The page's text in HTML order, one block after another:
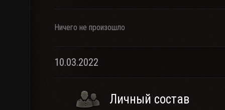
Ничего не произошло
10.03.2022
Личный состав